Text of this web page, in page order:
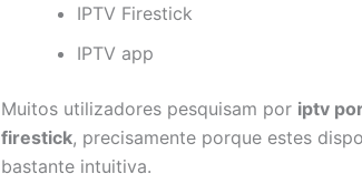
IPTV Firestick
IPTV app
Muitos utilizadores pesquisam por iptv
firestick, precisamente porque estes
bastante intuitiva.